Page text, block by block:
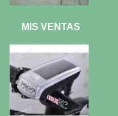
MIS VENTAS